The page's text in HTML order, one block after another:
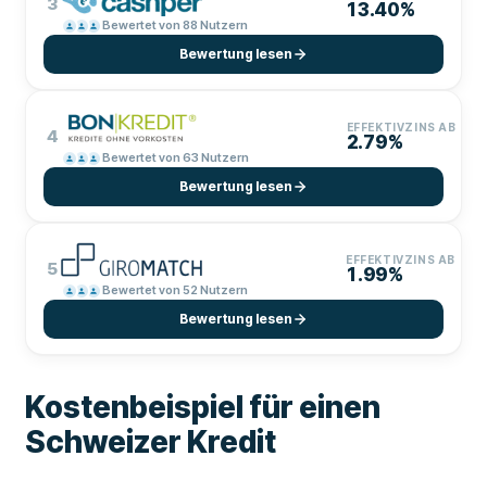
Bewertet von 88 Nutzern
13.40%
Bewertung lesen
4
Bewertet von 63 Nutzern
EFFEKTIVZINS AB
2.79%
Bewertung lesen
5
Bewertet von 52 Nutzern
EFFEKTIVZINS AB
1.99%
Bewertung lesen
Kostenbeispiel für einen
Schweizer Kredit